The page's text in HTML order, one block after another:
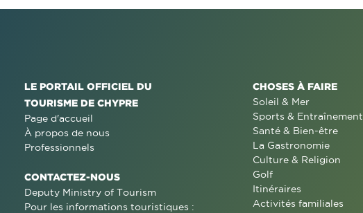
LE PORTAIL OFFICIEL DU
TOURISME DE CHYPRE
Page d'accueil
À propos de nous
Professionnels
CONTACTEZ-NOUS
Deputy Ministry of Tourism
Pour les informations touristiques :
CHOSES À FAIRE
Soleil & Mer
Sports & Entraînement
Santé & Bien-être
La Gastronomie
Culture & Religion
Golf
Itinéraires
Activités familiales